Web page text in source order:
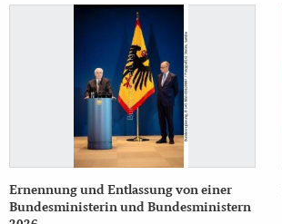
Ernennung und Entlassung von einer
Bundesministerin und Bundesministern